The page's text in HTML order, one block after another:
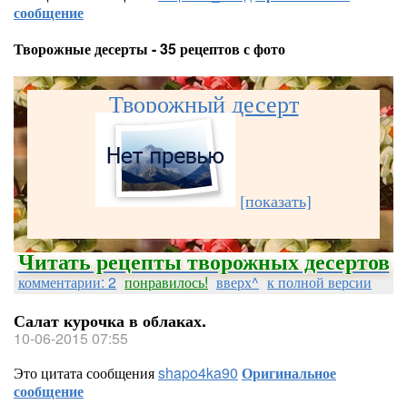
сообщение
Творожные десерты - 35 рецептов с фото
Творожный десерт
[показать]
Читать рецепты творожных десертов
комментарии: 2 понравилось! вверх^ к полной версии
Салат курочка в облаках.
10-06-2015 07:55
Это цитата сообщенияshapo4ka90 Оригинальное
сообщение